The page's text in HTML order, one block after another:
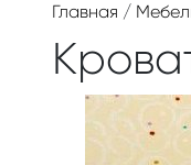
Главная /